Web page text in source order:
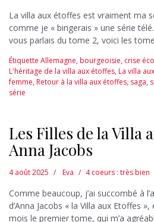
La villa aux étoffes est vraiment ma
comme je « bingerais » une série
vous parlais du tome 2, voici les
Étiquette Allemagne,bourgeoisie, crise
L'héritage de la villa aux étoffes,La villa
femme,Retour à la villa aux étoffes, saga,
série
Les Filles de la Villa
Anna Jacobs
4 août 2025 Eva 4 coeurs : très bien
Comme beaucoup, j’ai succombé à
d’Anna Jacobs « la Villa aux Etoffes
mois le premier tome, qui m’a